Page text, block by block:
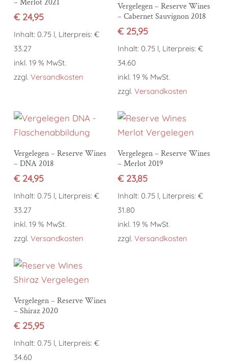
– Merlot 2021
€24,95
Inhalt: 0.75 l, Literpreis: €
33.27
inkl. 19 % MwSt.
zzgl. Versandkosten
In den Warenkorb
Vergelegen – Reserve Wines
– Cabernet Sauvignon 2018
€25,95
Inhalt: 0.75 l, Literpreis: €
34.60
inkl. 19 % MwSt.
zzgl.Versandkosten
In den Warenkorb
Vergelegen – Reserve Wines
– DNA 2018
€24,95
Inhalt: 0.75 l, Literpreis: €
33.27
inkl. 19 % MwSt.
zzgl. Versandkosten
In den Warenkorb
Vergelegen – Reserve Wines
– Merlot 2019
€23,85
Inhalt: 0.75 l, Literpreis: €
31.80
inkl. 19 % MwSt.
zzgl.Versandkosten
In den Warenkorb
Vergelegen – Reserve Wines
– Shiraz 2020
€25,95
Inhalt: 0.75 l, Literpreis: €
34.60